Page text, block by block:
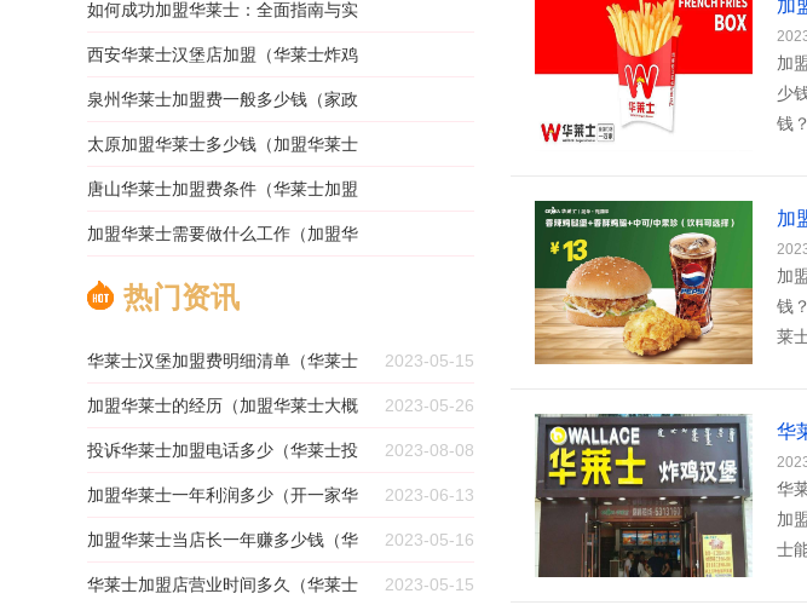
2025-11-27 15:19:08
+ 装修 + 设备全解析》
2025-11-27 15:18:32
如何成功加盟华莱士：全面指南与实
用建议
2024-10-25 16:02:17
西安华莱士汉堡店加盟（华莱士炸鸡
汉堡店）
2023-12-18 21:58:21
泉州华莱士加盟费一般多少钱（家政
公司加盟费一般多少）
2023-12-18 21:58:20
太原加盟华莱士多少钱（加盟华莱士
需要多少钱）
2023-12-18 21:58:19
唐山华莱士加盟费条件（华莱士加盟
费条件）
加盟华莱士需要做什么工作（加盟华
莱士大概需要多少钱）
热门资讯
华莱士汉堡加盟费明细清单（华莱士
加盟费及加盟条件）
2023-05-15
加盟华莱士的经历（加盟华莱士大概
需要多少钱）
2023-05-26
投诉华莱士加盟电话多少（华莱士投
诉热线电话）
2023-08-08
加盟华莱士一年利润多少（开一家华
莱士利润怎样）
2023-06-13
加盟华莱士当店长一年赚多少钱（华
莱士店长入股分成）
2023-05-16
华莱士加盟店营业时间多久（华莱士 2023-05-15
加
加
少
钱
加
加
钱
莱
华
华
加
士